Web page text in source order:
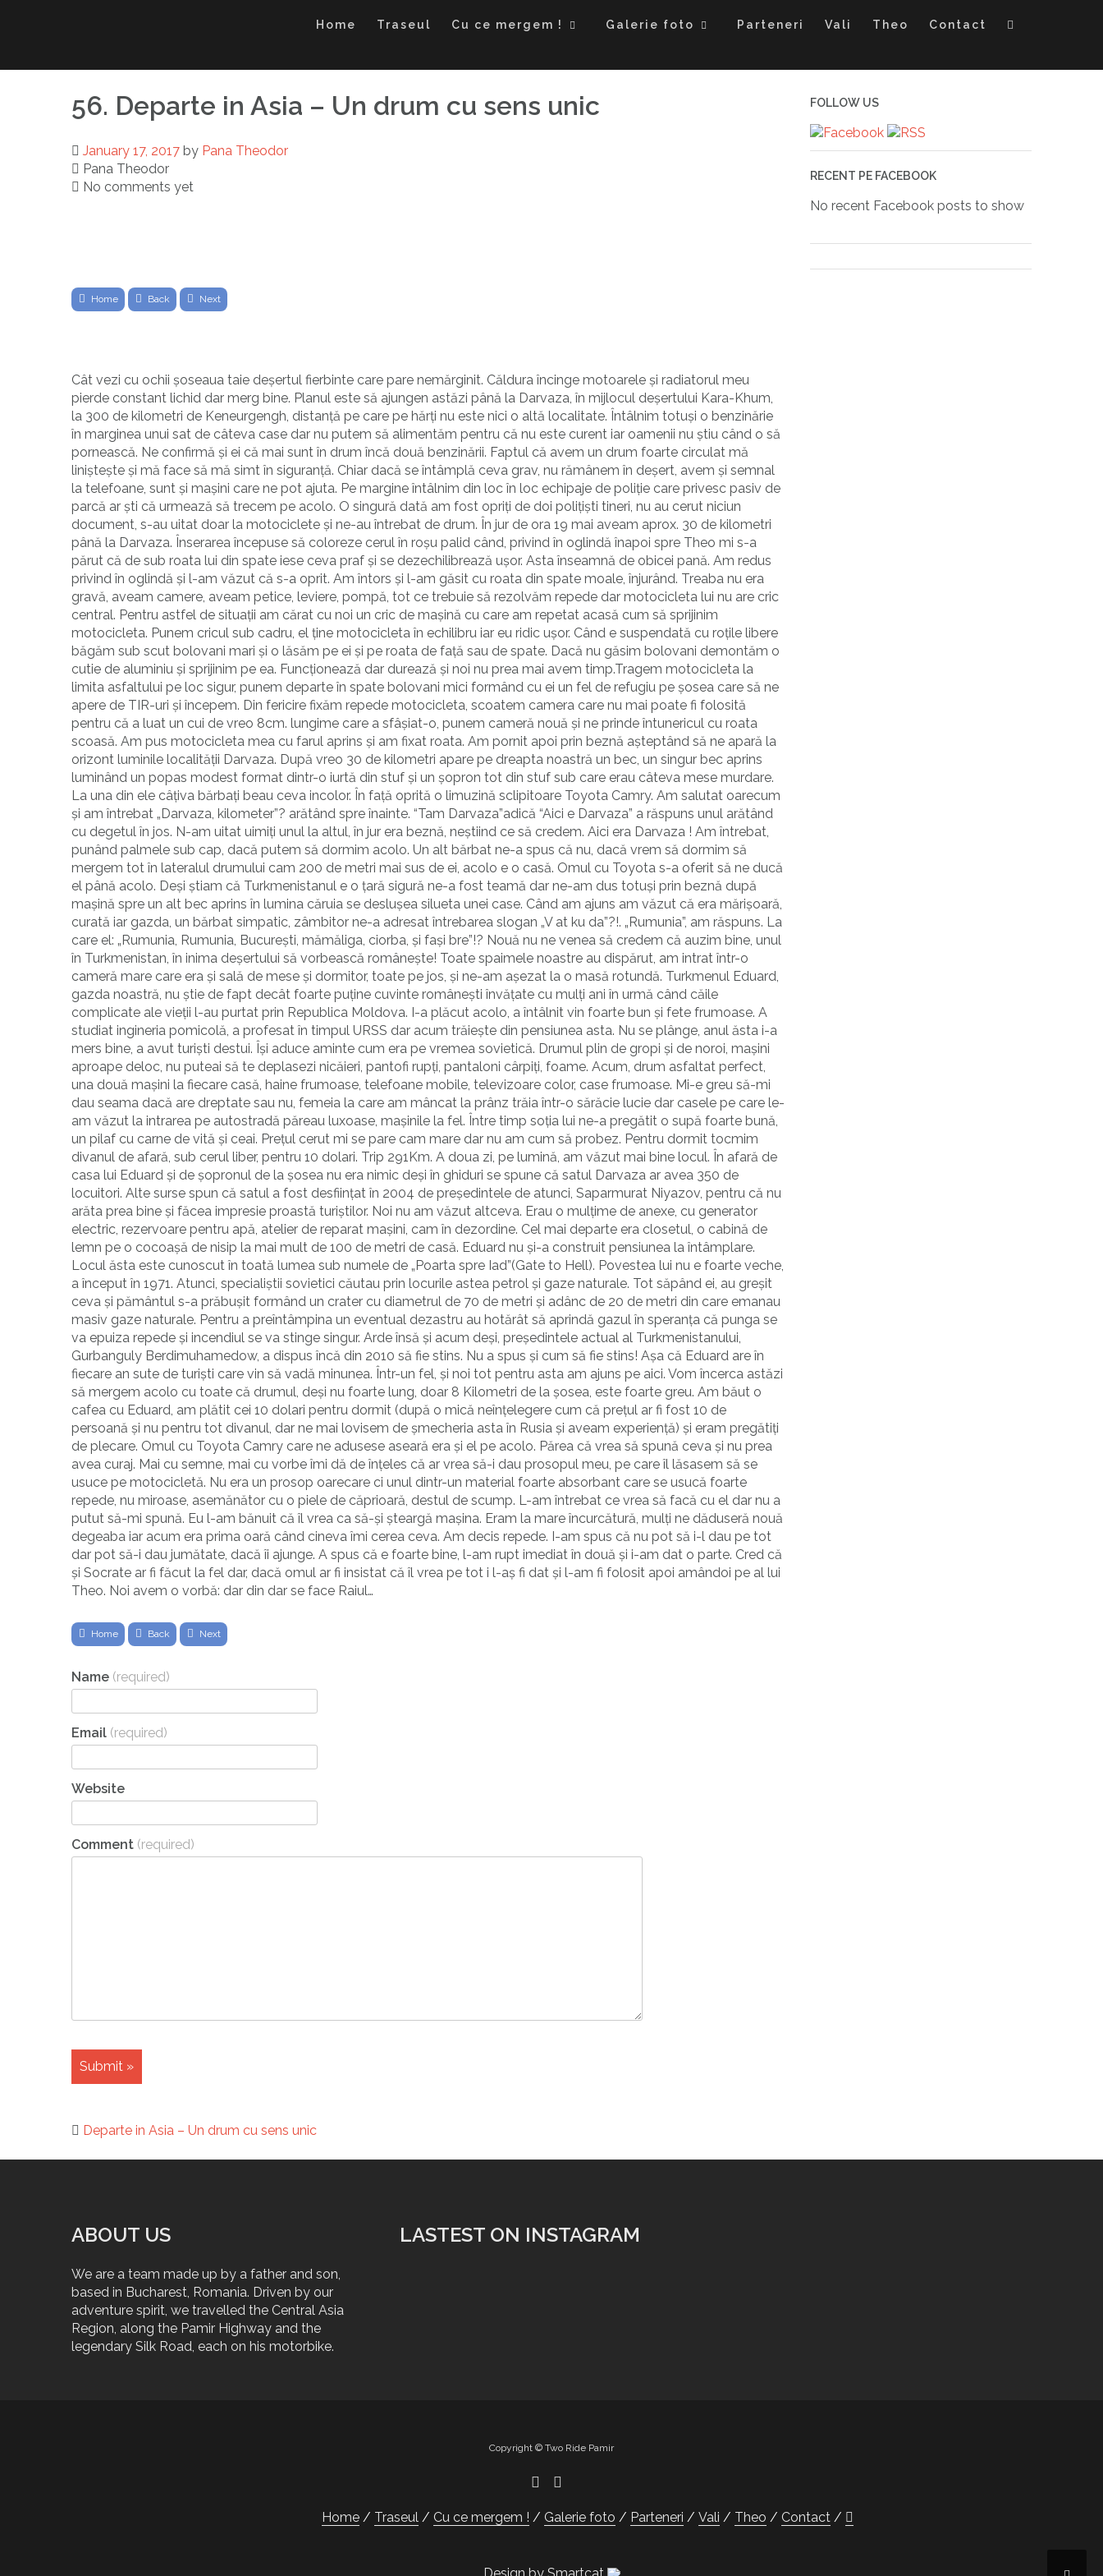
Home Traseul Cu ce mergem ! Galerie foto Parteneri Vali Theo Contact
56. Departe in Asia – Un drum cu sens unic
January 17, 2017 by Pana Theodor
Pana Theodor
No comments yet
Home Back Next
Cât vezi cu ochii șoseaua taie deșertul fierbinte care pare nemărginit. Căldura încinge motoarele și radiatorul meu
pierde constant lichid dar merg bine. Planul este să ajungen astăzi până la Darvaza, în mijlocul deșertului Kara-Khum,
la 300 de kilometri de Keneurgengh, distanță pe care pe hărți nu este nici o altă localitate. Întâlnim totuși o benzinărie
în marginea unui sat de câteva case dar nu putem să alimentăm pentru că nu este curent iar oamenii nu știu când o să
pornească. Ne confirmă și ei că mai sunt în drum încă două benzinării. Faptul că avem un drum foarte circulat mă
liniștește și mă face să mă simt în siguranță. Chiar dacă se întâmplă ceva grav, nu rămânem în deșert, avem și semnal
la telefoane, sunt și mașini care ne pot ajuta. Pe margine întâlnim din loc în loc echipaje de poliție care privesc pasiv de
parcă ar ști că urmează să trecem pe acolo. O singură dată am fost opriți de doi polițiști tineri, nu au cerut niciun
document, s-au uitat doar la motociclete și ne-au întrebat de drum. În jur de ora 19 mai aveam aprox. 30 de kilometri
până la Darvaza. Înserarea începuse să coloreze cerul în roșu palid când, privind în oglindă înapoi spre Theo mi s-a
părut că de sub roata lui din spate iese ceva praf și se dezechilibrează ușor. Asta înseamnă de obicei pană. Am redus
privind în oglindă și l-am văzut că s-a oprit. Am întors și l-am găsit cu roata din spate moale, înjurând. Treaba nu era
gravă, aveam camere, aveam petice, leviere, pompă, tot ce trebuie să rezolvăm repede dar motocicleta lui nu are cric
central. Pentru astfel de situații am cărat cu noi un cric de mașină cu care am repetat acasă cum să sprijinim
motocicleta. Punem cricul sub cadru, el ține motocicleta în echilibru iar eu ridic ușor. Când e suspendată cu roțile libere
băgăm sub scut bolovani mari și o lăsăm pe ei și pe roata de față sau de spate. Dacă nu găsim bolovani demontăm o
cutie de aluminiu și sprijinim pe ea. Funcționează dar durează și noi nu prea mai avem timp.Tragem motocicleta la
limita asfaltului pe loc sigur, punem departe în spate bolovani mici formând cu ei un fel de refugiu pe șosea care să ne
apere de TIR-uri și începem. Din fericire fixăm repede motocicleta, scoatem camera care nu mai poate fi folosită
pentru că a luat un cui de vreo 8cm. lungime care a sfâșiat-o, punem cameră nouă și ne prinde întunericul cu roata
scoasă. Am pus motocicleta mea cu farul aprins și am fixat roata. Am pornit apoi prin beznă așteptând să ne apară la
orizont luminile localității Darvaza. După vreo 30 de kilometri apare pe dreapta noastră un bec, un singur bec aprins
luminând un popas modest format dintr-o iurtă din stuf și un șopron tot din stuf sub care erau câteva mese murdare.
La una din ele câțiva bărbați beau ceva incolor. În față oprită o limuzină sclipitoare Toyota Camry. Am salutat oarecum
și am întrebat „Darvaza, kilometer”? arătând spre înainte. “Tam Darvaza”adică “Aici e Darvaza” a răspuns unul arătând
cu degetul în jos. N-am uitat uimiți unul la altul, în jur era beznă, neștiind ce să credem. Aici era Darvaza ! Am întrebat,
punând palmele sub cap, dacă putem să dormim acolo. Un alt bărbat ne-a spus că nu, dacă vrem să dormim să
mergem tot în lateralul drumului cam 200 de metri mai sus de ei, acolo e o casă. Omul cu Toyota s-a oferit să ne ducă
el până acolo. Deși știam că Turkmenistanul e o țară sigură ne-a fost teamă dar ne-am dus totuși prin beznă după
mașină spre un alt bec aprins în lumina căruia se deslușea silueta unei case. Când am ajuns am văzut că era mărișoară,
curată iar gazda, un bărbat simpatic, zâmbitor ne-a adresat întrebarea slogan „V at ku da”?!. „Rumunia”, am răspuns. La
care el: „Rumunia, Rumunia, București, mămăliga, ciorba, și fași bre”!? Nouă nu ne venea să credem că auzim bine, unul
în Turkmenistan, în inima deșertului să vorbească românește! Toate spaimele noastre au dispărut, am intrat într-o
cameră mare care era și sală de mese și dormitor, toate pe jos, și ne-am așezat la o masă rotundă. Turkmenul Eduard,
gazda noastră, nu știe de fapt decât foarte puține cuvinte românești învățate cu mulți ani în urmă când căile
complicate ale vieții l-au purtat prin Republica Moldova. I-a plăcut acolo, a întâlnit vin foarte bun și fete frumoase. A
studiat ingineria pomicolă, a profesat în timpul URSS dar acum trăiește din pensiunea asta. Nu se plânge, anul ăsta i-a
mers bine, a avut turiști destui. Își aduce aminte cum era pe vremea sovietică. Drumul plin de gropi și de noroi, mașini
aproape deloc, nu puteai să te deplasezi nicăieri, pantofi rupți, pantaloni cârpiți, foame. Acum, drum asfaltat perfect,
una două mașini la fiecare casă, haine frumoase, telefoane mobile, televizoare color, case frumoase. Mi-e greu să-mi
dau seama dacă are dreptate sau nu, femeia la care am mâncat la prânz trăia într-o sărăcie lucie dar casele pe care le-
am văzut la intrarea pe autostradă păreau luxoase, mașinile la fel. Între timp soția lui ne-a pregătit o supă foarte bună,
un pilaf cu carne de vită și ceai. Prețul cerut mi se pare cam mare dar nu am cum să probez. Pentru dormit tocmim
divanul de afară, sub cerul liber, pentru 10 dolari. Trip 291Km. A doua zi, pe lumină, am văzut mai bine locul. În afară de
casa lui Eduard și de șopronul de la șosea nu era nimic deși în ghiduri se spune că satul Darvaza ar avea 350 de
locuitori. Alte surse spun că satul a fost desființat în 2004 de președintele de atunci, Saparmurat Niyazov, pentru că nu
arăta prea bine și făcea impresie proastă turiștilor. Noi nu am văzut altceva. Erau o mulțime de anexe, cu generator
electric, rezervoare pentru apă, atelier de reparat mașini, cam în dezordine. Cel mai departe era closetul, o cabină de
lemn pe o cocoașă de nisip la mai mult de 100 de metri de casă. Eduard nu și-a construit pensiunea la întâmplare.
Locul ăsta este cunoscut în toată lumea sub numele de „Poarta spre Iad”(Gate to Hell). Povestea lui nu e foarte veche,
a început în 1971. Atunci, specialiștii sovietici căutau prin locurile astea petrol și gaze naturale. Tot săpând ei, au greșit
ceva și pământul s-a prăbușit formând un crater cu diametrul de 70 de metri și adânc de 20 de metri din care emanau
masiv gaze naturale. Pentru a preîntâmpina un eventual dezastru au hotărât să aprindă gazul în speranța că punga se
va epuiza repede și incendiul se va stinge singur. Arde însă și acum deși, președintele actual al Turkmenistanului,
Gurbanguly Berdimuhamedow, a dispus încă din 2010 să fie stins. Nu a spus și cum să fie stins! Așa că Eduard are în
fiecare an sute de turiști care vin să vadă minunea. Într-un fel, și noi tot pentru asta am ajuns pe aici. Vom încerca astăzi
să mergem acolo cu toate că drumul, deși nu foarte lung, doar 8 Kilometri de la șosea, este foarte greu. Am băut o
cafea cu Eduard, am plătit cei 10 dolari pentru dormit (după o mică neînțelegere cum că prețul ar fi fost 10 de
persoană și nu pentru tot divanul, dar ne mai lovisem de șmecheria asta în Rusia și aveam experiență) și eram pregătiți
de plecare. Omul cu Toyota Camry care ne adusese aseară era și el pe acolo. Părea că vrea să spună ceva și nu prea
avea curaj. Mai cu semne, mai cu vorbe îmi dă de înțeles că ar vrea să-i dau prosopul meu, pe care îl lăsasem să se
usuce pe motocicletă. Nu era un prosop oarecare ci unul dintr-un material foarte absorbant care se usucă foarte
repede, nu miroase, asemănător cu o piele de căprioară, destul de scump. L-am întrebat ce vrea să facă cu el dar nu a
putut să-mi spună. Eu l-am bănuit că îl vrea ca să-și șteargă mașina. Eram la mare încurcătură, mulți ne dăduseră nouă
degeaba iar acum era prima oară când cineva îmi cerea ceva. Am decis repede. I-am spus că nu pot să i-l dau pe tot
dar pot să-i dau jumătate, dacă îi ajunge. A spus că e foarte bine, l-am rupt imediat în două și i-am dat o parte. Cred că
și Socrate ar fi făcut la fel dar, dacă omul ar fi insistat că îl vrea pe tot i l-aș fi dat și l-am fi folosit apoi amândoi pe al lui
Theo. Noi avem o vorbă: dar din dar se face Raiul…
Home Back Next
Name (required)
Email (required)
Website
Comment (required)
Departe in Asia – Un drum cu sens unic
FOLLOW US
RECENT PE FACEBOOK
No recent Facebook posts to show
ABOUT US
We are a team made up by a father and son,
based in Bucharest, Romania. Driven by our
adventure spirit, we travelled the Central Asia
Region, along the Pamir Highway and the
legendary Silk Road, each on his motorbike.
LASTEST ON INSTAGRAM
Copyright © Two Ride Pamir
Home Traseul Cu ce mergem ! Galerie foto Parteneri Vali Theo Contact
Design by Smartcat